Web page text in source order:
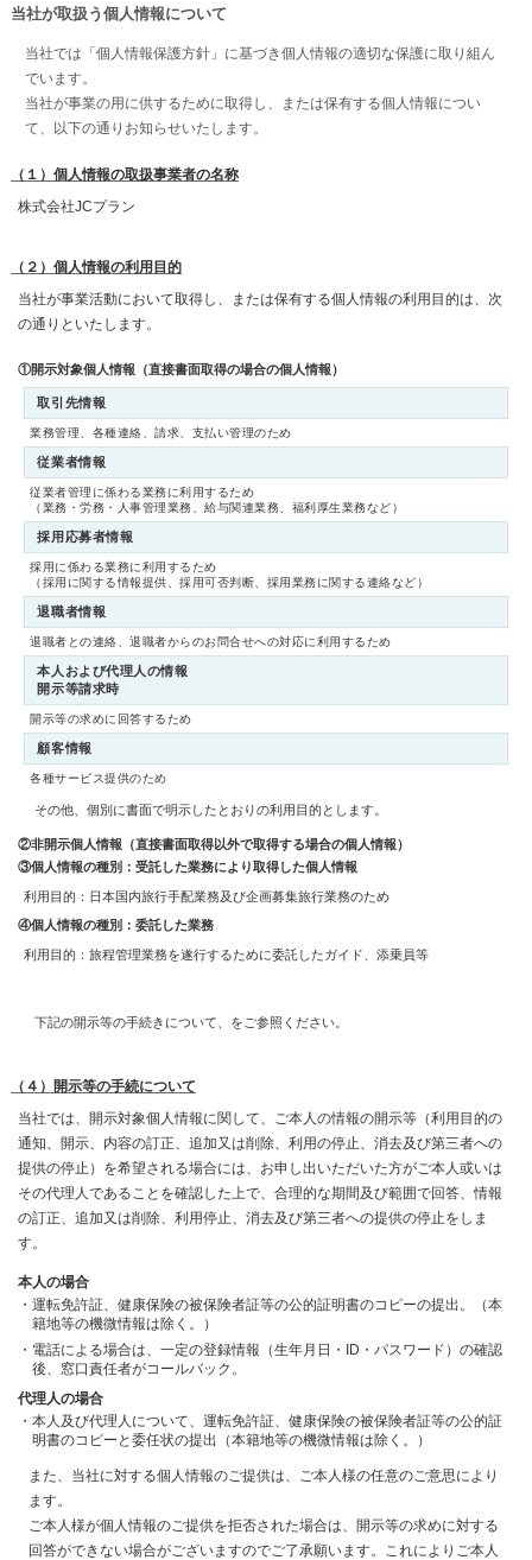
当社が取扱う個人情報について
当社では「個人情報保護方針」に基づき個人情報の適切な保護に取り組ん
でいます。
当社が事業の用に供するために取得し、または保有する個人情報につい
て、以下の通りお知らせいたします。
（１）個人情報の取扱事業者の名称
株式会社JCプラン
（２）個人情報の利用目的
当社が事業活動において取得し、または保有する個人情報の利用目的は、次
の通りといたします。
①開示対象個人情報（直接書面取得の場合の個人情報）
取引先情報
業務管理、各種連絡、請求、支払い管理のため
従業者情報
従業者管理に係わる業務に利用するため
（業務・労務・人事管理業務、給与関連業務、福利厚生業務など）
採用応募者情報
採用に係わる業務に利用するため
（採用に関する情報提供、採用可否判断、採用業務に関する連絡など）
退職者情報
退職者との連絡、退職者からのお問合せへの対応に利用するため
本人および代理人の情報
開示等請求時
開示等の求めに回答するため
顧客情報
各種サービス提供のため
その他、個別に書面で明示したとおりの利用目的とします。
②非開示個人情報（直接書面取得以外で取得する場合の個人情報）
③個人情報の種別：受託した業務により取得した個人情報
利用目的：日本国内旅行手配業務及び企画募集旅行業務のため
④個人情報の種別：委託した業務
利用目的：旅程管理業務を遂行するために委託したガイド、添乗員等
下記の開示等の手続きについて、をご参照ください。
（４）開示等の手続について
当社では、開示対象個人情報に関して、ご本人の情報の開示等（利用目的の
通知、開示、内容の訂正、追加又は削除、利用の停止、消去及び第三者への
提供の停止）を希望される場合には、お申し出いただいた方がご本人或いは
その代理人であることを確認した上で、合理的な期間及び範囲で回答、情報
の訂正、追加又は削除、利用停止、消去及び第三者への提供の停止をしま
す。
本人の場合
運転免許証、健康保険の被保険者証等の公的証明書のコピーの提出。（本
籍地等の機微情報は除く。）
電話による場合は、一定の登録情報（生年月日・ID・パスワード）の確認
後、窓口責任者がコールバック。
代理人の場合
本人及び代理人について、運転免許証、健康保険の被保険者証等の公的証
明書のコピーと委任状の提出（本籍地等の機微情報は除く。）
また、当社に対する個人情報のご提供は、ご本人様の任意のご意思により
ます。
ご本人様が個人情報のご提供を拒否された場合は、開示等の求めに対する
回答ができない場合がございますのでご了承願います。これによりご本人